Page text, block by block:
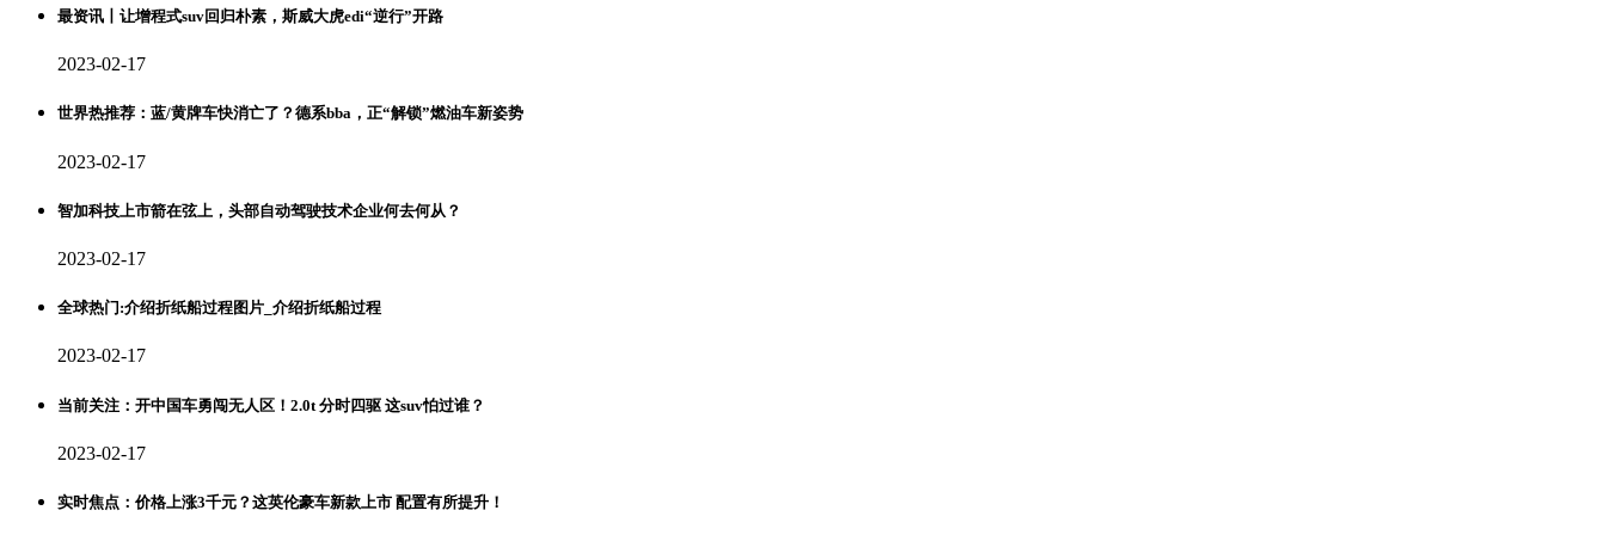
最资讯丨让增程式suv回归朴素，斯威大虎edi“逆行”开路
2023-02-17
世界热推荐：蓝/黄牌车快消亡了？德系bba，正“解锁”燃油车新姿势
2023-02-17
智加科技上市箭在弦上，头部自动驾驶技术企业何去何从？
2023-02-17
全球热门:介绍折纸船过程图片_介绍折纸船过程
2023-02-17
当前关注：开中国车勇闯无人区！2.0t 分时四驱 这suv怕过谁？
2023-02-17
实时焦点：价格上涨3千元？这英伦豪车新款上市 配置有所提升！